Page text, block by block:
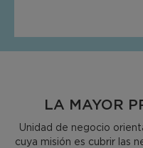
LA MAYOR
Unidad de negocio
cuya misión es cubrir las